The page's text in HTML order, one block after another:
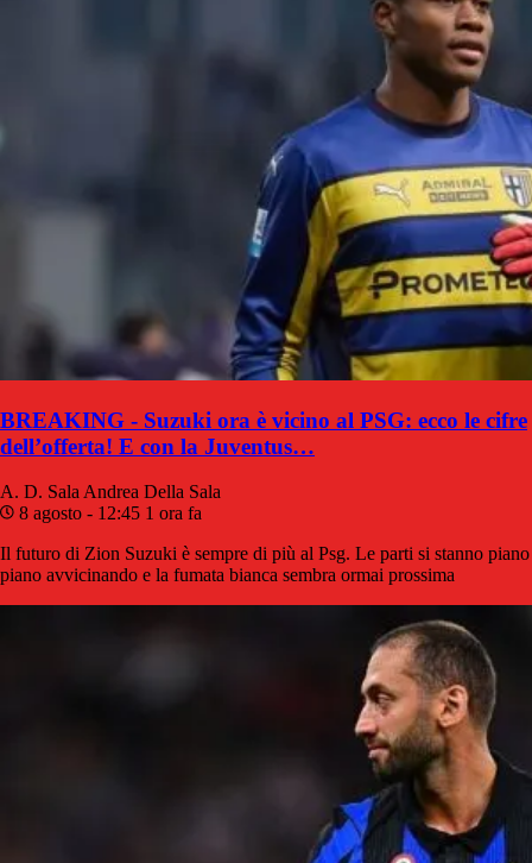
BREAKING - Suzuki ora è vicino al PSG: ecco le cifre
dell’offerta! E con la Juventus…
A. D. Sala Andrea Della Sala
8 agosto - 12:45 1 ora fa
Il futuro di Zion Suzuki è sempre di più al Psg. Le parti si stanno piano
piano avvicinando e la fumata bianca sembra ormai prossima